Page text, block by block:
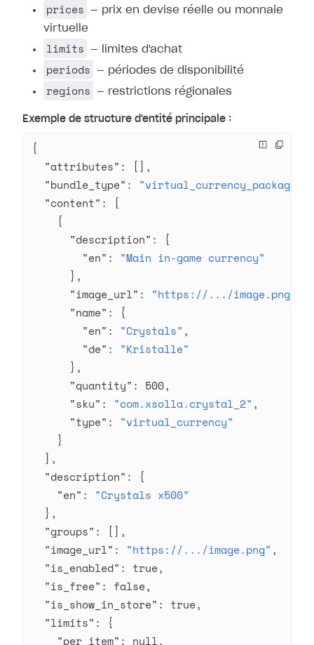
prices
— prix en devise réelle ou monnaie
virtuelle
limits — limites d'achat
periods — périodes de disponibilité
regions — restrictions régionales
Exemple de structure d'entité principale :
{
  "attributes"
: [],
  "bundle_type"
: "virtual_currency_package"
  "content"
: [
    {
      "description"
: {
        "en"
: "Main in-game currency"
      },
      "image_url"
: "https://.../image.png"
      "name"
: {
        "en"
: "Crystals" ,
        "de"
: "Kristalle"
      },
      "quantity"
: 500,
      "sku"
: "com.xsolla.crystal_2" ,
      "type"
: "virtual_currency"
    }
  ],
  "description"
: {
    "en"
: "Crystals x500"
  },
  "groups"
: [],
  "image_url"
: "https://.../image.png" ,
  "is_enabled"
: true,
  "is_free"
: false,
  "is_show_in_store"
: true,
  "limits"
: {
    "per_item"
: null,